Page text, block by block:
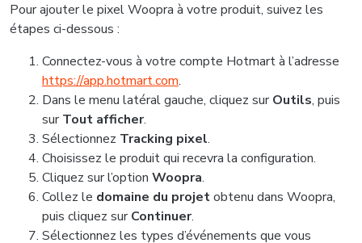
Pour ajouter le pixel Woopra à votre produit, suivez les
étapes ci-dessous :
Connectez-vous à votre compte Hotmart à l’adresse
https://app.hotmart.com.
Dans le menu latéral gauche, cliquez surOutils, puis
surTout afficher.
Sélectionnez Tracking pixel.
Choisissez le produit qui recevra la configuration.
Cliquez sur l’option Woopra.
Collez le domaine du projetobtenu dans Woopra,
puis cliquez surContinuer.
Sélectionnez les types d’événements que vous